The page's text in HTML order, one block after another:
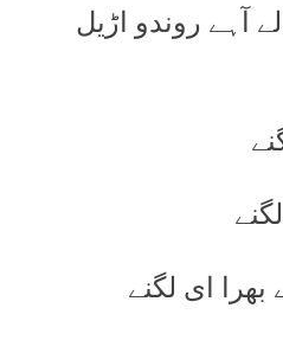
آہے روندو اڑیل
بھرا ای لگنے